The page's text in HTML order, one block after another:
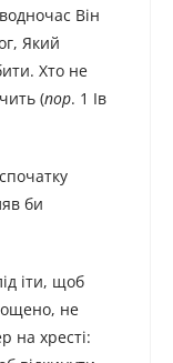
Він
Який
Хто не
(пор. 1 Ів
би
іти, щоб
не
на хресті: